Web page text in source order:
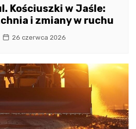
Kościuszki w Jaśle:
i zmiany w ruchu
26 czerwca 2026